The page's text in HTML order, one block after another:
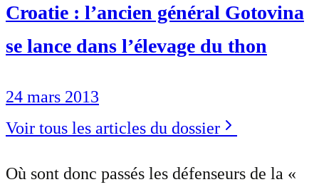
Croatie : l’ancien général Gotovina
se lance dans l’élevage du thon
24 mars 2013
Voir tous les articles du dossier
Où sont donc passés les défenseurs de la «